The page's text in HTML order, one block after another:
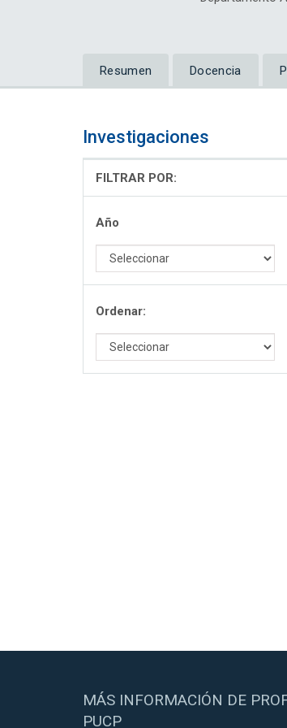
Resumen Docencia
Investigaciones
FILTRAR POR:
Año
Ordenar:
MÁS INFORMACIÓN DE
PUCP